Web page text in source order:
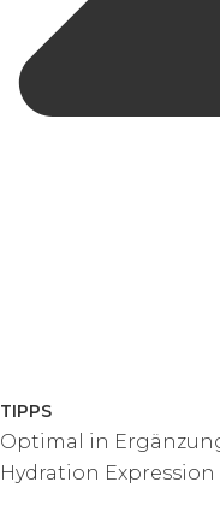
TIPPS
Optimal in
Hydration Expression